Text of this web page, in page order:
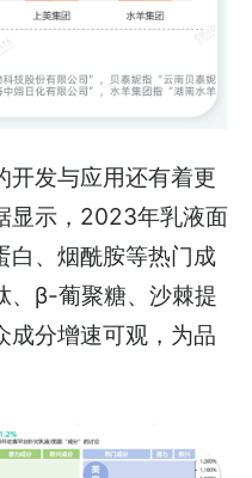
开发与应用还有着更
显示，2023年乳液面
白、烟酰胺等热门成
、β-葡聚糖、沙棘提
成分增速可观，为品